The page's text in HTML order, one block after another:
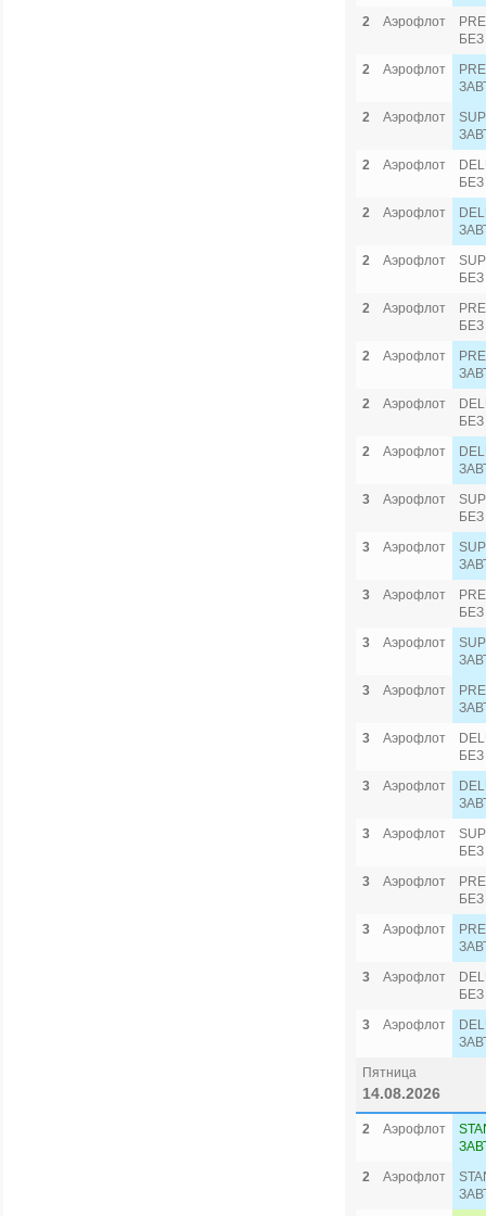
2
Аэрофлот
2
Аэрофлот
2
Аэрофлот
2
Аэрофлот
2
Аэрофлот
2
Аэрофлот
2
Аэрофлот
2
Аэрофлот
2
Аэрофлот
2
Аэрофлот
3
Аэрофлот
3
Аэрофлот
3
Аэрофлот
3
Аэрофлот
3
Аэрофлот
3
Аэрофлот
3
Аэрофлот
3
Аэрофлот
3
Аэрофлот
3
Аэрофлот
3
Аэрофлот
3
Аэрофлот
Пятница
14.08.2026
2 Аэрофлот
2
Аэрофлот